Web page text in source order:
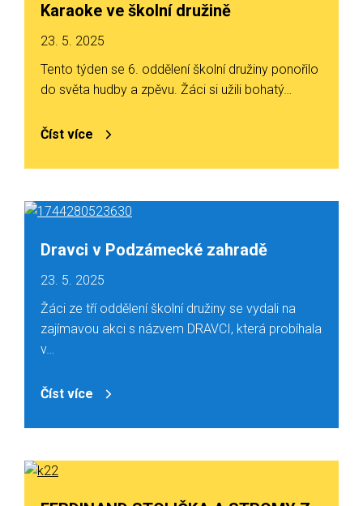
Karaoke ve školní družině
23. 5. 2025
Tento týden se 6. oddělení školní družiny ponořilo
do světa hudby a zpěvu. Žáci si užili bohatý…
Číst více
Dravci v Podzámecké zahradě
23. 5. 2025
Žáci ze tří oddělení školní družiny se vydali na
zajímavou akci s názvem DRAVCI, která probíhala
v…
Číst více